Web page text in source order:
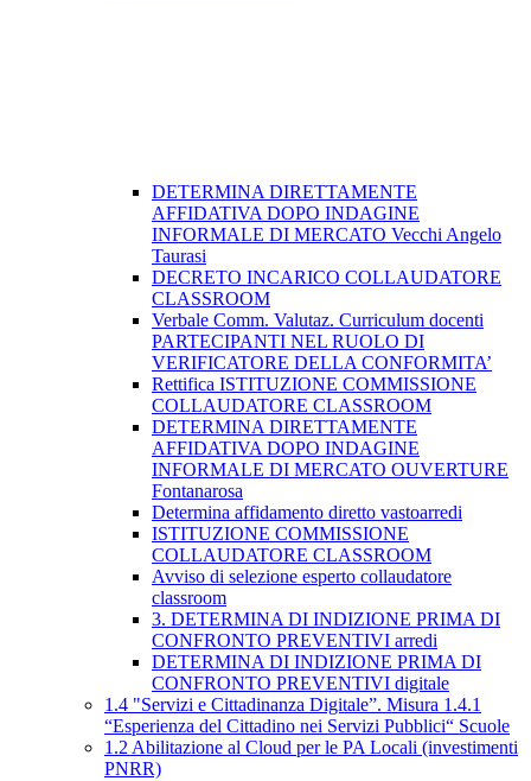
DETERMINA DIRETTAMENTE
AFFIDATIVA DOPO INDAGINE
INFORMALE DI MERCATO Vecchi Angelo
Taurasi
DECRETO INCARICO COLLAUDATORE
CLASSROOM
Verbale Comm. Valutaz. Curriculum docenti
PARTECIPANTI NEL RUOLO DI
VERIFICATORE DELLA CONFORMITA’
Rettifica ISTITUZIONE COMMISSIONE
COLLAUDATORE CLASSROOM
DETERMINA DIRETTAMENTE
AFFIDATIVA DOPO INDAGINE
INFORMALE DI MERCATO OUVERTURE
Fontanarosa
Determina affidamento diretto vastoarredi
ISTITUZIONE COMMISSIONE
COLLAUDATORE CLASSROOM
Avviso di selezione esperto collaudatore
classroom
3. DETERMINA DI INDIZIONE PRIMA DI
CONFRONTO PREVENTIVI arredi
DETERMINA DI INDIZIONE PRIMA DI
CONFRONTO PREVENTIVI digitale
1.4 "Servizi e Cittadinanza Digitale”. Misura 1.4.1
“Esperienza del Cittadino nei Servizi Pubblici“ Scuole
1.2 Abilitazione al Cloud per le PA Locali (investimenti
PNRR)